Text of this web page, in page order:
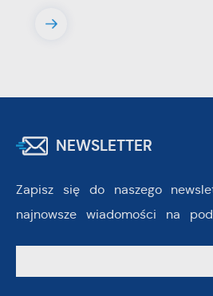
NEWSLETTER
Zapisz się do naszego
najnowsze wiadomości na